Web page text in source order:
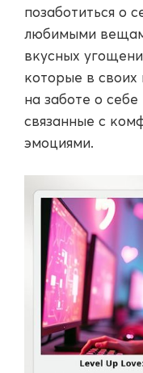
позаботиться о
любимыми
вкусных
которые в
на заботе о
связанные с
эмоциями.